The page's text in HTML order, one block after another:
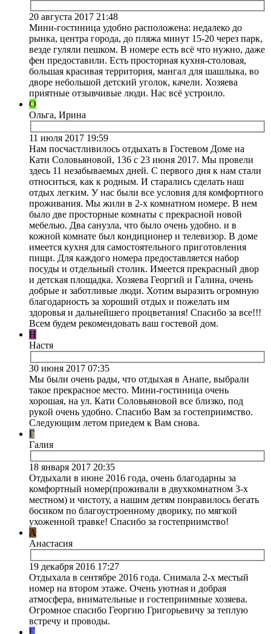
20 августа 2017 21:48
Мини-гостиница удобно расположена: недалеко до
рынка, центра города, до пляжа минут 15-20 через парк,
везде гуляли пешком. В номере есть всё что нужно, даже
фен предоставили. Есть просторная кухня-столовая,
большая красивая территория, мангал для шашлыка, во
дворе небольшой детский уголок, качели. Хозяева
приятные отзывчивые люди. Нас всё устроило.
О
Ольга, Ирина
11 июля 2017 19:59
Нам посчастливилось отдыхать в Гостевом Доме на
Кати Соловьяновой, 136 с 23 июня 2017. Мы провели
здесь 11 незабываемых дней. С первого дня к нам стали
относиться, как к родным. И старались сделать наш
отдых легким. У нас были все условия для комфортного
проживания. Мы жили в 2-х комнатном номере. В нем
было две просторные комнаты с прекрасной новой
мебелью. Два санузла, что было очень удобно. и в
кожной комнате был кондиционер и телевизор. В доме
имеется кухня для самостоятельного приготовления
пищи. Для каждого номера предоставляется набор
посуды и отдельный столик. Имеется прекрасный двор
и детская площадка. Хозяева Георгий и Галина, очень
добрые и заботливые люди. Хотим выразить огромную
благодарность за хороший отдых и пожелать им
здоровья и дальнейшего процветания! Спасибо за все!!!
Всем будем рекомендовать ваш гостевой дом.
Н
Настя
30 июня 2017 07:35
Мы были очень рады, что отдыхая в Анапе, выбрали
такое прекрасное место. Мини-гостиница очень
хорошая, на ул. Кати Соловьяновой все близко, под
рукой очень удобно. Спасибо Вам за гостеприимство.
Следующим летом приедем к Вам снова.
Г
Галия
18 января 2017 20:35
Отдыхали в июне 2016 года, очень благодарны за
комфортный номер(проживали в двухкомнатном 3-х
местном) и чистоту, а нашим детям понравилось бегать
босиком по благоустроенному дворику, по мягкой
ухоженной травке! Спасибо за гостеприимство!
А
Анастасия
19 декабря 2016 17:27
Отдыхала в сентябре 2016 года. Снимала 2-х местый
номер на втором этаже. Очень уютная и добрая
атмосфера, внимательные и гостеприимные хозяева.
Огромное спасибо Георгию Григорьевичу за теплую
встречу и проводы.
Е